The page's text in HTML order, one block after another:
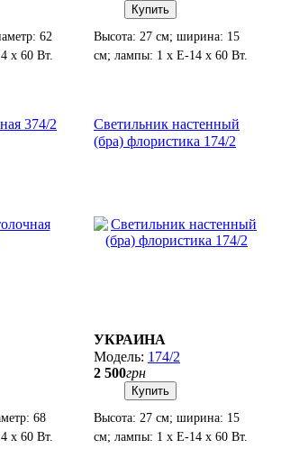
62
х 60 Вт.
Купить
Высота: 27 см; ширина: 15
см; лампы: 1 х Е-14 х 60 Вт.
374/2
68
х 60 Вт.
Светильник настенный
(бра) флористика 174/2
УКРАИНА
174/2
2 500грн
Купить
Высота: 27 см; ширина: 15
см; лампы: 1 х Е-14 х 60 Вт.